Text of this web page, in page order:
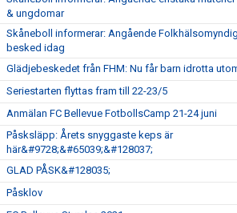
& ungdomar
Skåneboll informerar: Angående
besked idag
Glädjebeskedet från FHM: Nu får barn idrotta
Seriestarten flyttas fram till 22-23/5
Anmälan FC Bellevue FotbollsCamp 21-24 juni
Påsksläpp: Årets snyggaste keps är
här&#9728;&#65039;&#128037;
GLAD PÅSK&#128035;
Påsklov